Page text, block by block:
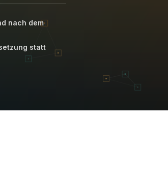
nach dem
statt